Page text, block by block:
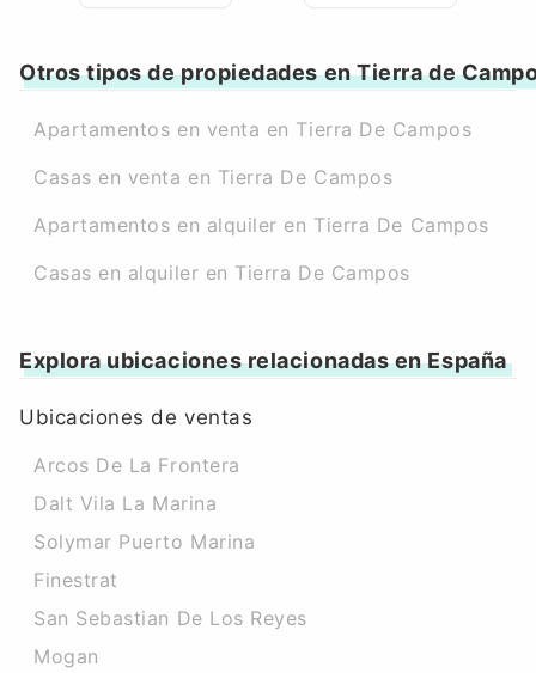
Otros tipos de propiedades en Tierra de
Apartamentos en venta en Tierra De Campos
Casas en venta en Tierra De Campos
Apartamentos en alquiler en Tierra De Campos
Casas en alquiler en Tierra De Campos
Explora ubicaciones relacionadas en España
Ubicaciones de ventas
Arcos De La Frontera
Dalt Vila La Marina
Solymar Puerto Marina
Finestrat
San Sebastian De Los Reyes
Mogan